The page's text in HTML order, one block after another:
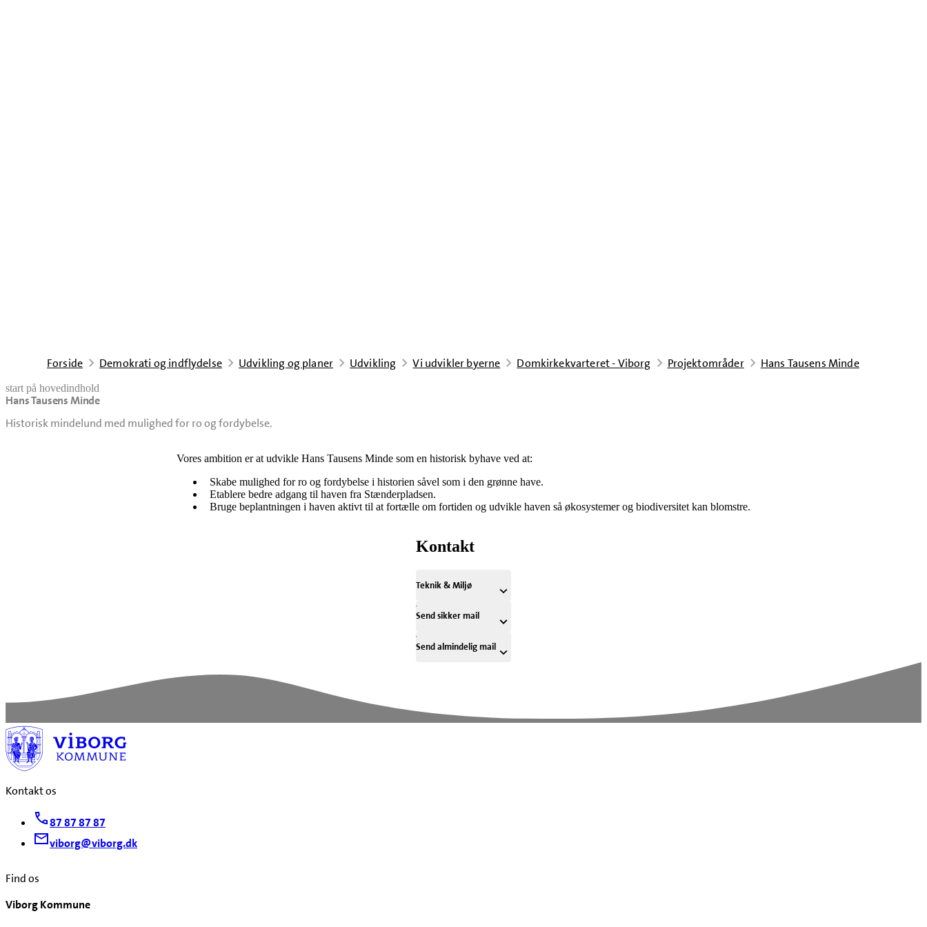
Forside Demokrati og indflydelse Udvikling og planer Udvikling Vi udvikler byerne Domkirkekvarteret - Viborg Projektområder Hans Tausens Minde
start på hovedindhold
Hans Tausens Minde
Historisk mindelund med mulighed for ro og fordybelse.
senest opdateret 23. juni 2026
Vores ambition er at udvikle Hans Tausens Minde som en historisk byhave ved at:
Skabe mulighed for ro og fordybelse i historien såvel som i den grønne have.
Etablere bedre adgang til haven fra Stænderpladsen.
Bruge beplantningen i haven aktivt til at fortælle om fortiden og udvikle haven så økosystemer og biodiversitet kan blomstre.
Kontakt
Teknik & Miljø
Send sikker mail
Send almindelig mail
Kontakt os
87 87 87 87
viborg@viborg.dk
Find os
Viborg Kommune